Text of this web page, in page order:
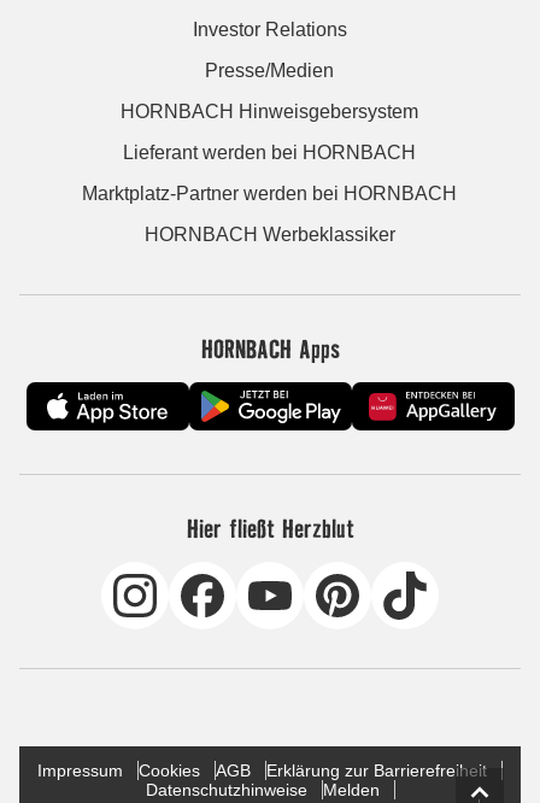
Investor Relations
Presse/Medien
HORNBACH Hinweisgebersystem
Lieferant werden bei HORNBACH
Marktplatz-Partner werden bei HORNBACH
HORNBACH Werbeklassiker
HORNBACH Apps
Hier fließt Herzblut
Impressum Cookies AGB
Erklärung zur Barrierefreiheit
Datenschutzhinweise
Melden